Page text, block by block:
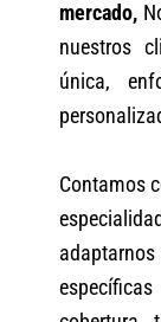
mercado,
nuestros
única,
Contamos